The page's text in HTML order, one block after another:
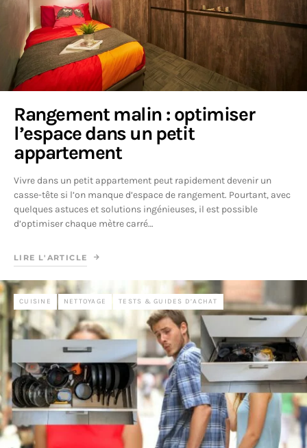
Rangement malin : optimiser
l’espace dans un petit
appartement
Vivre dans un petit appartement peut rapidement devenir un
casse-tête si l’on manque d’espace de rangement. Pourtant, avec
quelques astuces et solutions ingénieuses, il est possible
d’optimiser chaque mètre carré…
LIRE L'ARTICLE
CUISINE NETTOYAGE TESTS & GUIDES D’ACHAT